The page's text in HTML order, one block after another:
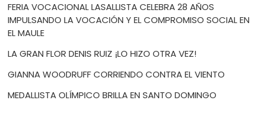
FERIA VOCACIONAL LASALLISTA CELEBRA 28 AÑOS
IMPULSANDO LA VOCACIÓN Y EL COMPROMISO SOCIAL EN
EL MAULE
LA GRAN FLOR DENIS RUIZ ¡LO HIZO OTRA VEZ!
GIANNA WOODRUFF CORRIENDO CONTRA EL VIENTO
MEDALLISTA OLÍMPICO BRILLA EN SANTO DOMINGO